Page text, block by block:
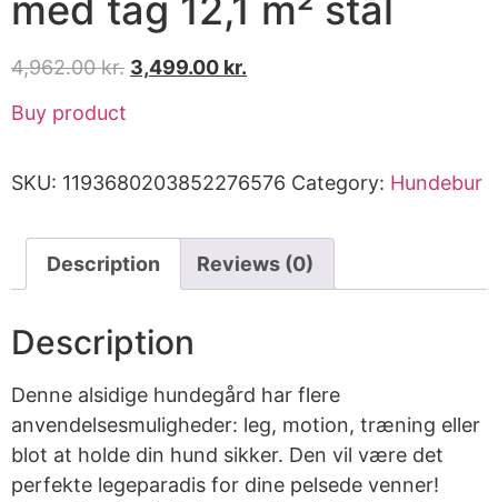
4,962.00kr. 3,499.00 kr.
Buy product
SKU: 1193680203852276576 Category: Hundebur
Description Reviews (0)
Description
Denne alsidige hundegård har flere
anvendelsesmuligheder: leg, motion, træning eller
blot at holde din hund sikker. Den vil være det
perfekte legeparadis for dine pelsede venner!